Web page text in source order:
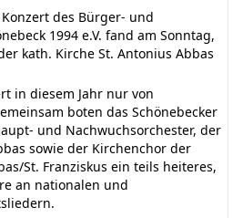
des Bürger- und
1994 e.V. fand am Sonntag,
kath. Kirche St. Antonius Abbas
in diesem Jahr nur von
boten das Schönebecker
und Nachwuchsorchester, der
sowie der Kirchenchor der
St. Franziskus ein teils heiteres,
an nationalen und